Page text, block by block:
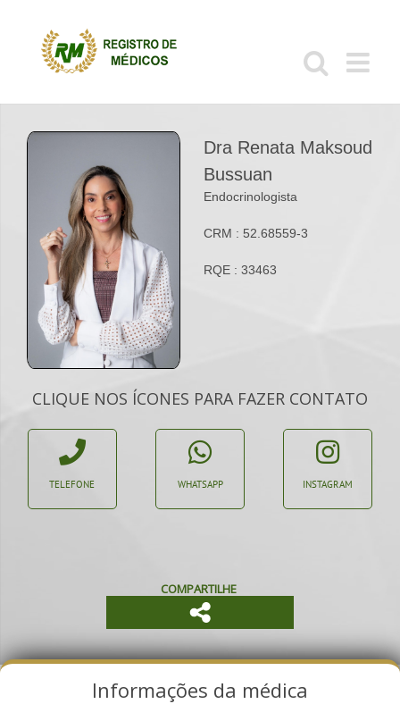
conteúdo
Dra Renata Maksoud
Bussuan
Endocrinologista
CRM : 52.68559-3
RQE : 33463
CLIQUE NOS ÍCONES PARA FAZER CONTATO
TELEFONE WHATSAPP INSTAGRAM
COMPARTILHE
Informações da médica